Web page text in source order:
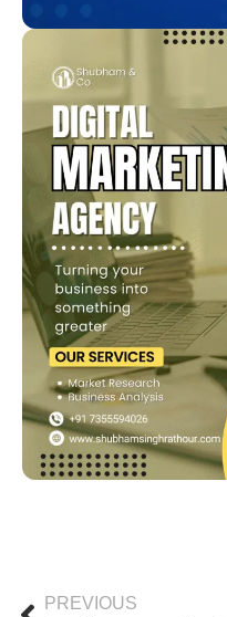
PREVIOUS